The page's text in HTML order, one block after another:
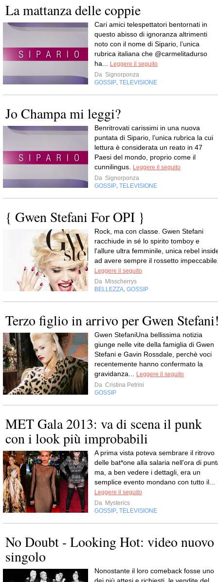
La mattanza delle coppie
Cari amici telespettatori bentornati in
questo abisso di ignoranza altrimenti
noto con il nome di Sipario, l’unica
rubrica italiana che @carmelitadurso
ha...
Leggere il seguito
Da Signorponza
GOSSIP TELEVISIONE
Jo Champa mi leggi?
Benritrovati carissimi in una nuova
puntata di Sipario, l’unica rubrica la cui
lettura è considerata un reato in 47
Paesi del mondo, proprio come il
cunnilingus.
Leggere il seguito
Da Signorponza
GOSSIP TELEVISIONE
{ Gwen Stefani For OPI }
Rock, ma con classe. Gwen Stefani
racchiude in sé lo spirito tomboy e
l'allure ultra femminile, unica rebel
ad avere sempre il rossetto
Leggere il seguito
Da Misscherrys
BELLEZZA GOSSIP
Terzo figlio in arrivo per Gwen
Gwen StefaniUna bellissima notizia
giunge nelle vite della famiglia di Gwen
Stefani e Gavin Rossdale, perchè voci
recentemente hanno confermato la
gravidanza...
Leggere il seguito
Da Cristina Petrini
GOSSIP
MET Gala 2013: va di scena il punk
con i look più improbabili
A prima vista poteva sembrare il ritrovo
delle bat*one alla salaria nell'ora di
ma, a ben vedere i dettagli, era un
semplice evento mondano con tutto il...
Leggere il seguito
Da Mysterics
GOSSIP TELEVISIONE
No Doubt - Looking Hot: video nuovo
singolo
Nonostante il loro comeback fosse uno